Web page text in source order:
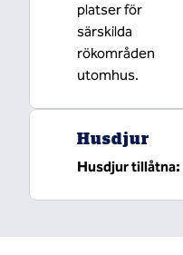
platser för
särskilda
rökområden
utomhus.
Husdjur
Husdjur tillåtna: